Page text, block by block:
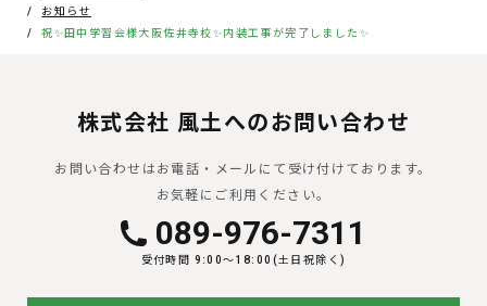
お知らせ
祝✨田中学習会様大阪佐井寺校✨内装工事が完了しました✨
株式会社 風土へのお問い合わせ
お問い合わせはお電話・メールにて受け付けております。
お気軽にご利用ください。
089-976-7311
受付時間 9:00〜18:00(土日祝除く)